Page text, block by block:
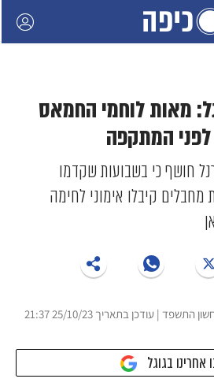
מאות לוחמי החמאס
המתקפה
חושף כי בשבועות שקדמו
קיבלו אימוני לחימה
אחרינו בגוגל